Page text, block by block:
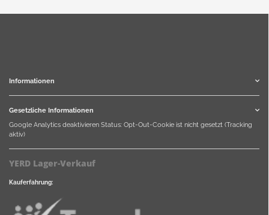
Informationen
Gesetzliche Informationen
Google Analytics deaktivieren Status: Opt-Out-Cookie ist nicht gesetzt (Tracking
aktiv)
YERD Lager-Verkauf
Kauferfahrung: